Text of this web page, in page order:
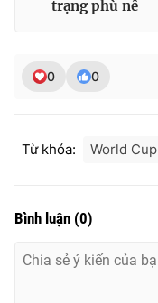
VTV Sức khoẻ
trạng phù nề
0 0
Từ khóa: World Cup
Bình luận (0)